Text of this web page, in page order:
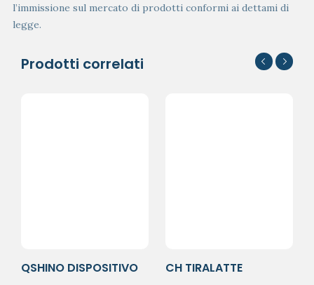
l’immissione sul mercato di prodotti conformi ai dettami di
legge.
Prodotti correlati
QSHINO DISPOSITIVO
CH TIRALATTE